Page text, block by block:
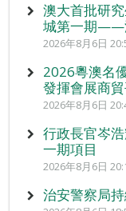
澳大首批研
城第一期——
2026年8月6日
2026粵澳名
發揮會展商
2026年8月6日
行政長官岑
一期項目
2026年8月6日
治安警察局